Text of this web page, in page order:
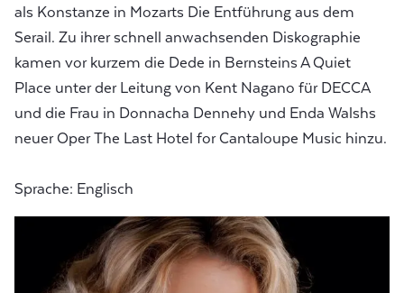
als Konstanze in Mozarts Die Entführung aus dem
Serail. Zu ihrer schnell anwachsenden Diskographie
kamen vor kurzem die Dede in Bernsteins A Quiet
Place unter der Leitung von Kent Nagano für DECCA
und die Frau in Donnacha Dennehy und Enda Walshs
neuer Oper The Last Hotel for Cantaloupe Music hinzu.
Sprache: Englisch